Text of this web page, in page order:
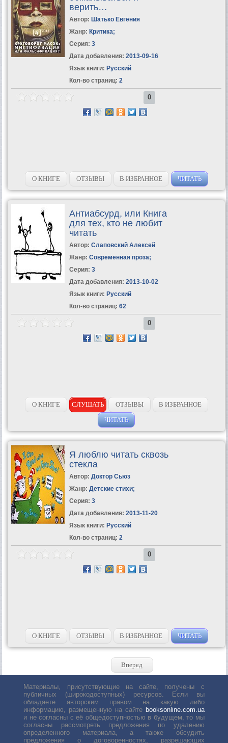
верить…
Автор: Шатько Евгения
Жанр: Критика;
Серия: 3
Дата добавления: 2013-09-16
Язык книги: Русский
Кол-во страниц: 2
0
О КНИГЕ ОТЗЫВЫ В ИЗБРАННОЕ ЧИТАТЬ
Антиабсурд, или Книга
для тех, кто не любит
читать
Автор: Слаповский Алексей
Жанр: Современная проза;
Серия: 3
Дата добавления: 2013-10-02
Язык книги: Русский
Кол-во страниц: 62
0
О КНИГЕ СЛУШАТЬ ОТЗЫВЫ
В ИЗБРАННОЕ
ЧИТАТЬ
Я люблю читать сквозь
стекла
Автор: Доктор Сьюз
Жанр: Детские стихи;
Серия: 3
Дата добавления: 2013-11-20
Язык книги: Русский
Кол-во страниц: 2
0
О КНИГЕ ОТЗЫВЫ В ИЗБРАННОЕ ЧИТАТЬ
Вперед
Материалы, присутствующие на сайте, получены с
публичных (широкодоступных) ресурсов. Если вы
обладаете авторским правом на какую либо
информацию, размещенную на сайте booksonline.com.ua
и не согласны с её общедоступностью в будущем, то мы
согласны рассмотреть предложения по удалению
определенного материала, а также обсудить
предложения о договоренностях, разрешающих